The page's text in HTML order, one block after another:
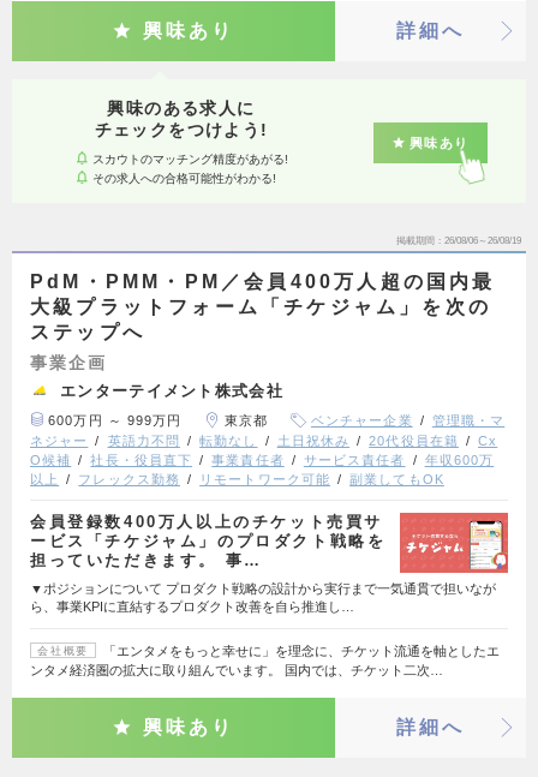
興味あり 詳細へ
興味のある求人に
チェックをつけよう!
スカウトのマッチング精度があがる!
その求人への合格可能性がわかる!
興味あり
掲載期間 26/08/06～26/08/19
PdM・PMM・PM／会員400万人超の国内最
大級プラットフォーム「チケジャム」を次の
ステップへ
事業企画
エンターテイメント株式会社
600万円 ～ 999万円 東京都 ベンチャー企業
管理職・マ
ネジャー
英語力不問 転勤なし 土日祝休み 20代役員在籍
Cx
O候補
社長・役員直下 事業責任者 サービス責任者
年収600万
以上
フレックス勤務 リモートワーク可能 副業してもOK
会員登録数400万人以上のチケット売買サ
ービス「チケジャム」のプロダクト戦略を
担っていただきます。 事…
▼ポジションについて プロダクト戦略の設計から実行まで一気通貫で担いなが
ら、事業KPIに直結するプロダクト改善を自ら推進し…
会社概要
「エンタメをもっと幸せに」を理念に、チケット流通を軸としたエ
ンタメ経済圏の拡大に取り組んでいます。 国内では、チケット二次…
興味あり 詳細へ